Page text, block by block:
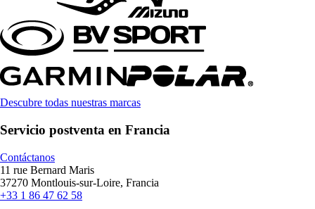
Descubre todas nuestras marcas
Servicio postventa en Francia
Contáctanos
11 rue Bernard Maris
37270 Montlouis-sur-Loire, Francia
+33 1 86 47 62 58